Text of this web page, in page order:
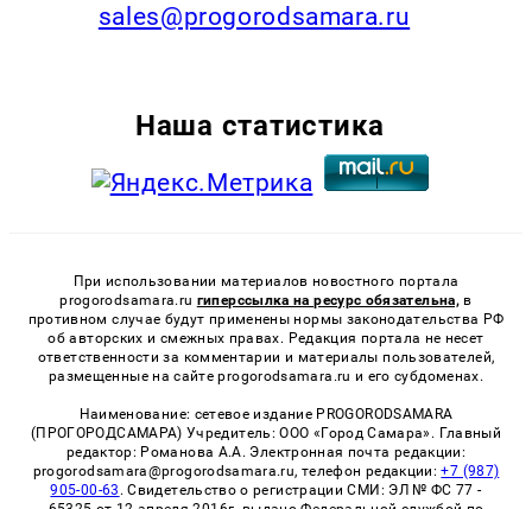
sales@progorodsamara.ru
Наша статистика
При использовании материалов новостного портала
progorodsamara.ru гиперссылка на ресурс обязательна, в
противном случае будут применены нормы законодательства РФ
об авторских и смежных правах. Редакция портала не несет
ответственности за комментарии и материалы пользователей,
размещенные на сайте progorodsamara.ru и его субдоменах.
Наименование: сетевое издание PROGORODSAMARA
(ПРОГОРОДСАМАРА) Учредитель: ООО «Город Самара». Главный
редактор: Романова А.А. Электронная почта редакции:
progorodsamara@progorodsamara.ru, телефон редакции:+7 (987)
905-00-63 . Свидетельство о регистрации СМИ: ЭЛ № ФС 77 -